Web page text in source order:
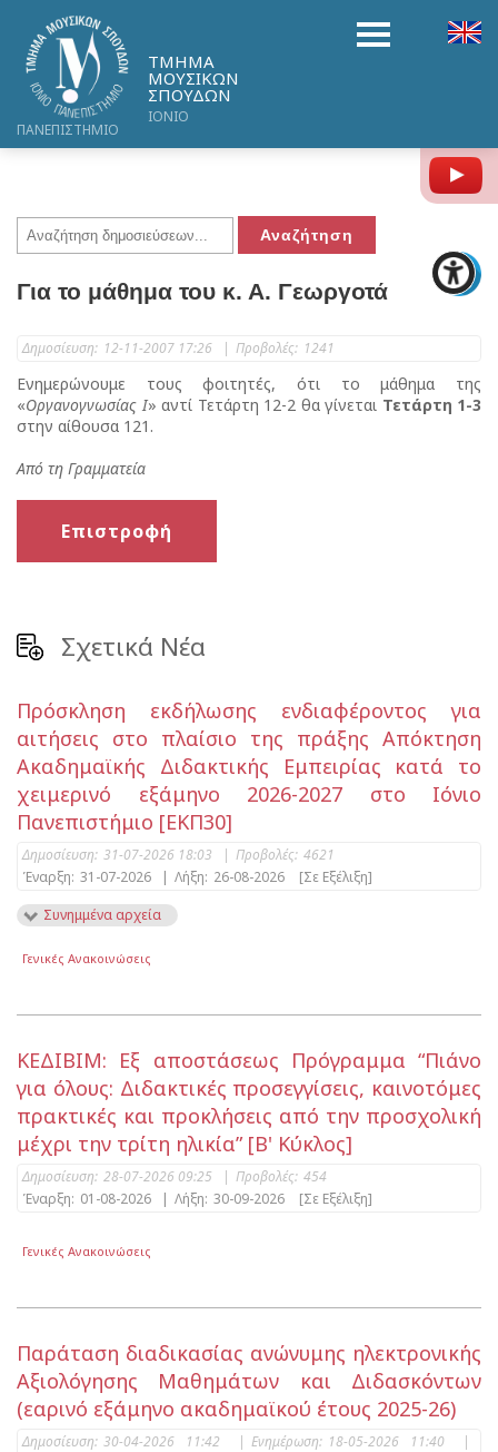
ΤΜΗΜΑ
ΜΟΥΣΙΚΩΝ
ΣΠΟΥΔΩΝ
ΙΟΝΙΟ
ΠΑΝΕΠΙΣΤΗΜΙΟ
Για το μάθημα του κ. Α. Γεωργοτά
Δημοσίευση: 12-11-2007 17:26 | Προβολές: 1241
Ενημερώνουμε τους φοιτητές, ότι το μάθημα της
«Οργανογνωσίας I» αντί Τετάρτη 12-2 θα γίνεται Τετάρτη 1-3
στην αίθουσα 121.
Από τη Γραμματεία
Επιστροφή
Σχετικά Νέα
Πρόσκληση εκδήλωσης ενδιαφέροντος για
αιτήσεις στο πλαίσιο της πράξης Απόκτηση
Ακαδημαϊκής Διδακτικής Εμπειρίας κατά το
χειμερινό εξάμηνο 2026-2027 στο Ιόνιο
Πανεπιστήμιο [ΕΚΠ30]
Δημοσίευση: 31-07-2026 18:03 | Προβολές: 4621
Έναρξη: 31-07-2026 | Λήξη: 26-08-2026
[Σε Εξέλιξη]
Συνημμένα αρχεία
Γενικές Ανακοινώσεις
ΚΕΔΙΒΙΜ: Εξ αποστάσεως Πρόγραμμα “Πιάνο
για όλους: Διδακτικές προσεγγίσεις, καινοτόμες
πρακτικές και προκλήσεις από την προσχολική
μέχρι την τρίτη ηλικία” [Β' Κύκλος]
Δημοσίευση: 28-07-2026 09:25 | Προβολές: 454
Έναρξη: 01-08-2026 | Λήξη: 30-09-2026 [Σε Εξέλιξη]
Γενικές Ανακοινώσεις
Παράταση διαδικασίας ανώνυμης ηλεκτρονικής
Αξιολόγησης Μαθημάτων και Διδασκόντων
(εαρινό εξάμηνο ακαδημαϊκού έτους 2025-26)
Δημοσίευση: 30-04-2026 11:42 | Ενημέρωση: 18-05-2026 11:40
|